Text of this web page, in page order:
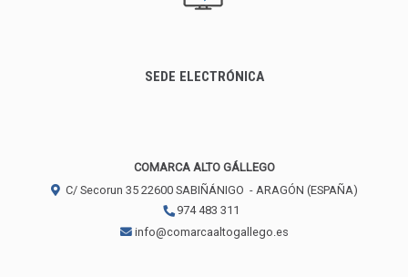
SEDE ELECTRÓNICA
COMARCA ALTO GÁLLEGO
C/ Secorun 35 22600 SABIÑÁNIGO - ARAGÓN (ESPAÑA)
974 483 311
info@comarcaaltogallego.es